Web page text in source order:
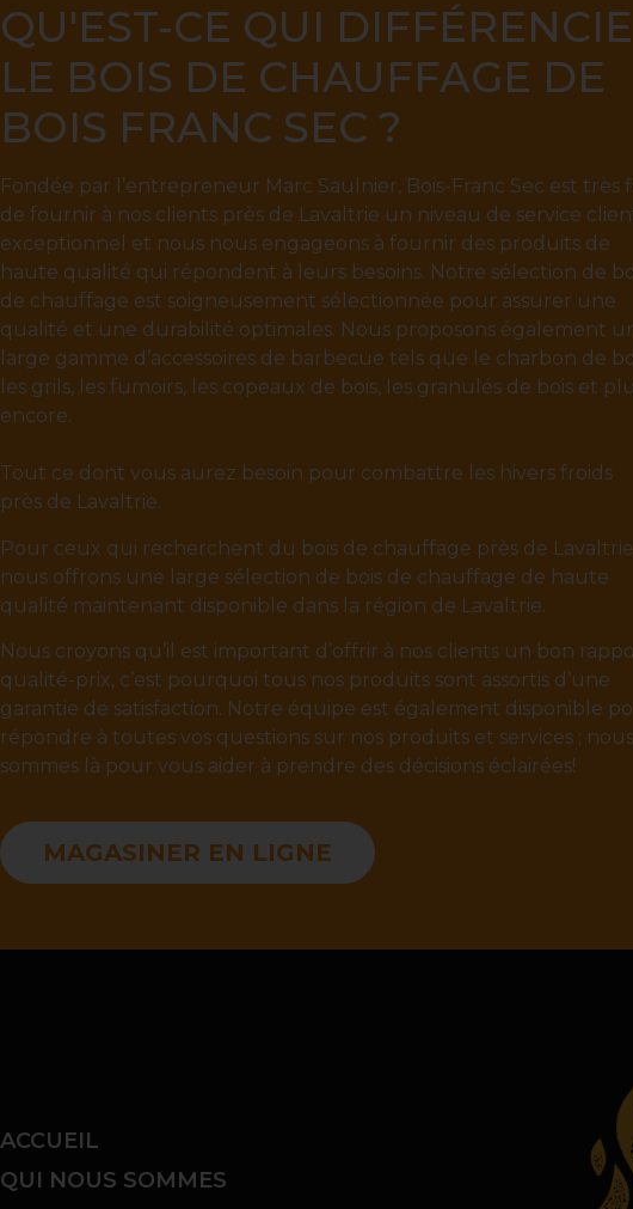
QU'EST-CE QUI DIFFÉRENCIE
LE BOIS DE CHAUFFAGE DE
BOIS FRANC SEC ?
Fondée par l’entrepreneur Marc Saulnier, Bois-Franc Sec est très
de fournir à nos clients près de Lavaltrie un niveau de service
exceptionnel et nous nous engageons à fournir des produits de
haute qualité qui répondent à leurs besoins. Notre sélection de
de chauffage est soigneusement sélectionnée pour assurer une
qualité et une durabilité optimales. Nous proposons également
large gamme d’accessoires de barbecue tels que le charbon de
les grils, les fumoirs, les copeaux de bois, les granulés de bois et
encore.
Tout ce dont vous aurez besoin pour combattre les hivers froids
près de Lavaltrie.
Pour ceux qui recherchent du bois de chauffage près de
nous offrons une large sélection de bois de chauffage de haute
qualité maintenant disponible dans la région de Lavaltrie.
Nous croyons qu’il est important d’offrir à nos clients un bon
qualité-prix, c’est pourquoi tous nos produits sont assortis d’une
garantie de satisfaction. Notre équipe est également disponible
répondre à toutes vos questions sur nos produits et services ; nous
sommes là pour vous aider à prendre des décisions éclairées!
MAGASINER EN LIGNE
ACCUEIL
QUI NOUS SOMMES